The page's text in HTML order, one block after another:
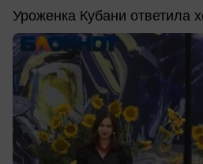
Уроженка Кубани ответила